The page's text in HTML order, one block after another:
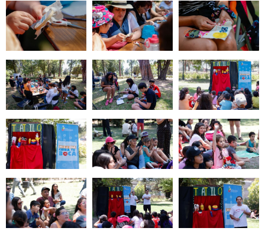
Zoom Zoom Zoom
Zoom Zoom Zoom
Zoom Zoom Zoom
Zoom Zoom Zoom